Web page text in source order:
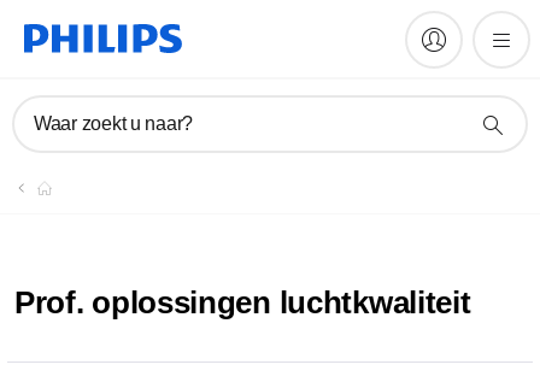
Waar zoekt u naar?
Prof. oplossingen luchtkwaliteit